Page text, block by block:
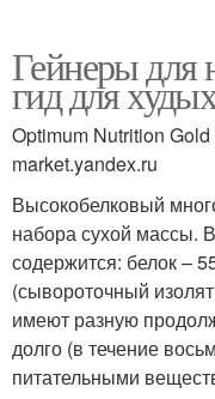
Гейнеры для
гид для
Optimum Nutrition
market.yandex.ru
Высокобелковый
набора сухой массы.
содержится: белок –
(сывороточный
имеют разную
долго (в течение
питательными